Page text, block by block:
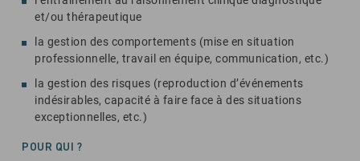
et/ou thérapeutique
la gestion des comportements (mise en situation
professionnelle, travail en équipe, communication, etc.)
la gestion des risques (reproduction d’événements
indésirables, capacité à faire face à des situations
exceptionnelles, etc.)
POUR QUI ?